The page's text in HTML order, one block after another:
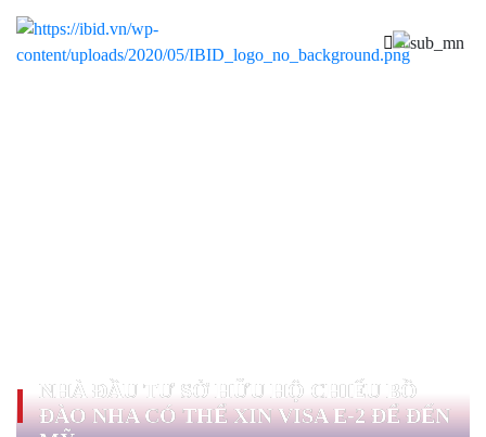
NHÀ ĐẦU TƯ SỞ HỮU HỘ CHIẾU BỒ
ĐÀO NHA CÓ THỂ XIN VISA E-2 ĐỂ ĐẾN